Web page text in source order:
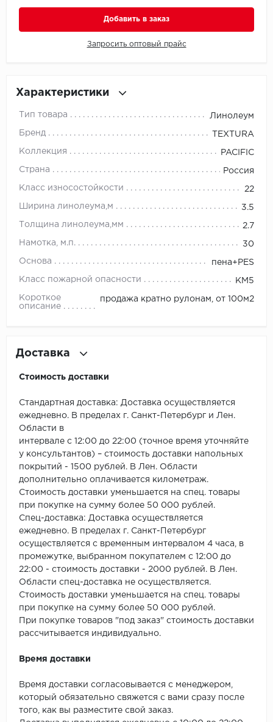
Natisston
No brand
Pergo
Quality Flooring
SPC Alta Step
SPC Betta
SPC DEW
SPC Flooring
SPC Ideal Flooring
SPC Kronostep
SPC Stronghold
Tulesna
Добавить в заказ
Запросить оптовый прайс
Характеристики
Тип товара Линолеум
Бренд TEXTURA
Коллекция PACIFIC
Страна Россия
Класс износостойкости 22
Ширина линолеума,м 3.5
Толщина линолеума,мм 2.7
Намотка, м.п. 30
Основа пена+PES
Класс пожарной опасности КМ5
Короткое
описание
продажа кратно рулонам, от 100м2
Доставка
Стоимость доставки
Стандартная доставка: Доставка осуществляется
ежедневно. В пределах г. Санкт-Петербург и Лен.
Области в
интервале с 12:00 до 22:00 (точное время уточняйте
у консультантов) – стоимость доставки напольных
покрытий - 1500 рублей. В Лен. Области
дополнительно оплачивается километраж.
Стоимость доставки уменьшается на спец. товары
при покупке на сумму более 50 000 рублей.
Спец-доставка: Доставка осуществляется
ежедневно. В пределах г. Санкт-Петербург
осуществляется с временным интервалом 4 часа, в
промежутке, выбранном покупателем с 12:00 до
22:00 - стоимость доставки - 2000 рублей. В Лен.
Области спец-доставка не осуществляется.
Стоимость доставки уменьшается на спец. товары
при покупке на сумму более 50 000 рублей.
При покупке товаров "под заказ" стоимость доставки
рассчитывается индивидуально.
Время доставки
Время доставки согласовывается с менеджером,
который обязательно свяжется с вами сразу после
того, как вы разместите свой заказ.